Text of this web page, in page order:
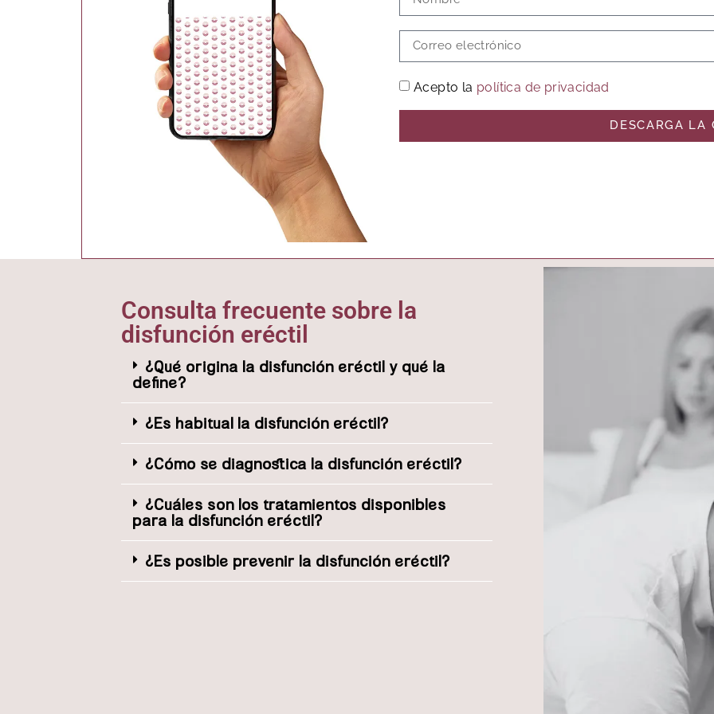
Acepto la política de privacidad
DESCARGA LA
Consulta frecuente sobre la
disfunción eréctil
¿Qué origina la disfunción eréctil y qué la
define?
¿Es habitual la disfunción eréctil?
¿Cómo se diagnostica la disfunción eréctil?
¿Cuáles son los tratamientos disponibles
para la disfunción eréctil?
¿Es posible prevenir la disfunción eréctil?